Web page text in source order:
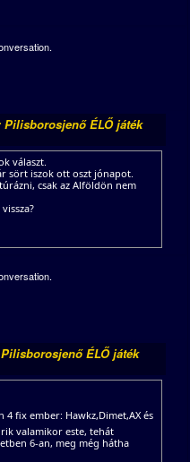
Pilisborosjenő ÉLŐ játék
választ.
sört iszok ott oszt jónapot.
csak az Alföldön nem
ÉLŐ játék
4 fix ember: Hawkz,Dimet,AX és
valamikor este, tehát
6-an, meg még hátha